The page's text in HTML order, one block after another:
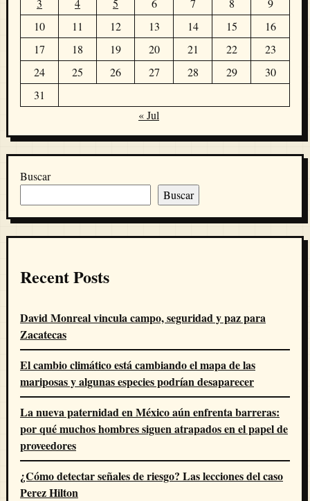
3
4 5 6 7 8
9
10
11 12 13 14 15
16
17
18 19 20 21 22
23
24
25 26 27 28 29
30
31
« Jul
Buscar
Buscar
Recent Posts
David Monreal vincula campo, seguridad y paz para
Zacatecas
El cambio climático está cambiando el mapa de las
mariposas y algunas especies podrían desaparecer
La nueva paternidad en México aún enfrenta barreras:
por qué muchos hombres siguen atrapados en el papel de
proveedores
¿Cómo detectar señales de riesgo? Las lecciones del caso
Perez Hilton